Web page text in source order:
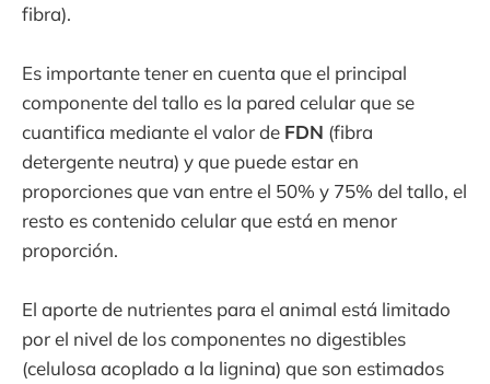
fibra).
Es importante tener en cuenta que el principal
componente del tallo es la pared celular que se
cuantifica mediante el valor de FDN (fibra
detergente neutra) y que puede estar en
proporciones que van entre el 50% y 75% del tallo, el
resto es contenido celular que está en menor
proporción.
El aporte de nutrientes para el animal está limitado
por el nivel de los componentes no digestibles
(celulosa acoplado a la lignina) que son estimados